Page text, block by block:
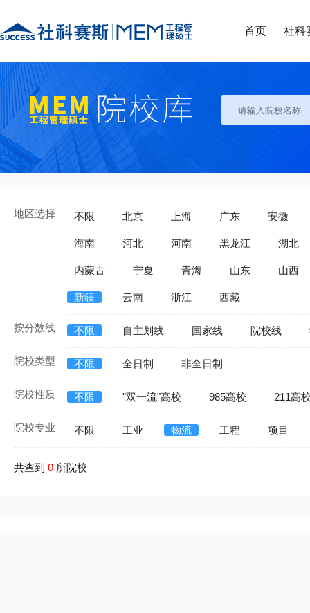
首页 社科
地区选择 不限 北京 上海 广东 安徽
海南 河北 河南 黑龙江 湖北
内蒙古 宁夏 青海 山东 山西
新疆 云南 浙江 西藏
按分数线 不限 自主划线 国家线 院校线
院校类型 不限 全日制 非全日制
院校性质 不限 "双一流"高校 985高校 211高
院校专业 不限 工业 物流 工程 项目
共查到 0 所院校